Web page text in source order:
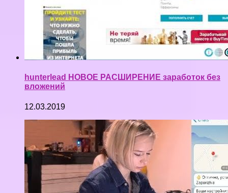
hunterlead НОВОЕ РАСШИРЕНИЕ заработок без
вложений
12.03.2019